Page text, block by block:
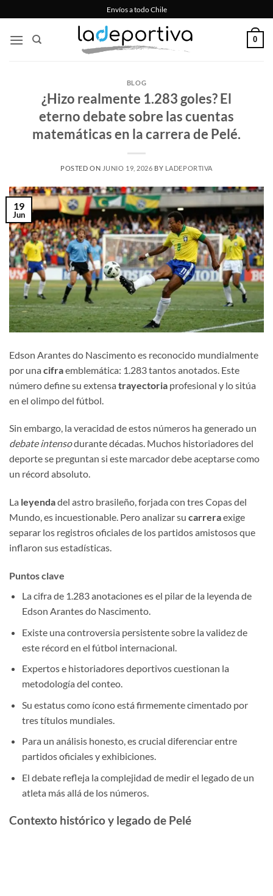
al
contenido
Envíos a todo Chile
0
BLOG
¿Hizo realmente 1.283 goles? El
eterno debate sobre las cuentas
matemáticas en la carrera de Pelé.
POSTED ON JUNIO 19, 2026 BY LADEPORTIVA
19
Jun
Edson Arantes do Nascimento es reconocido mundialmente
por una cifraemblemática: 1.283 tantos anotados. Este
número define su extensa trayectoria profesional y lo sitúa
en el olimpo del fútbol.
Sin embargo, la veracidad de estos números ha generado un
debate intensodurante décadas. Muchos historiadores del
deporte se preguntan si este marcador debe aceptarse como
un récord absoluto.
La leyendadel astro brasileño, forjada con tres Copas del
Mundo, es incuestionable. Pero analizar su carreraexige
separar los registros oficiales de los partidos amistosos que
inflaron sus estadísticas.
Puntos clave
La cifra de 1.283 anotaciones es el pilar de la leyenda de
Edson Arantes do Nascimento.
Existe una controversia persistente sobre la validez de
este récord en el fútbol internacional.
Expertos e historiadores deportivos cuestionan la
metodología del conteo.
Su estatus como ícono está firmemente cimentado por
tres títulos mundiales.
Para un análisis honesto, es crucial diferenciar entre
partidos oficiales y exhibiciones.
El debate refleja la complejidad de medir el legado de un
atleta más allá de los números.
Contexto histórico y legado de Pelé